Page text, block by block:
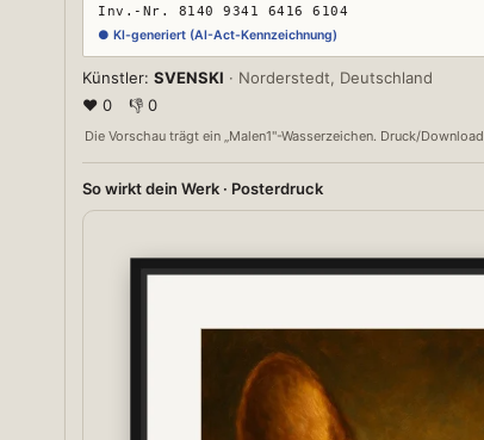
Inv.-Nr. 8140 9341 6416 6104
● KI-generiert (AI-Act-Kennzeichnung)
Künstler: SVENSKI · Norderstedt, Deutschland
❤ 0
👎 0
Die Vorschau trägt ein „Malen1"-Wasserzeichen. Druck/
So wirkt dein Werk · Posterdruck